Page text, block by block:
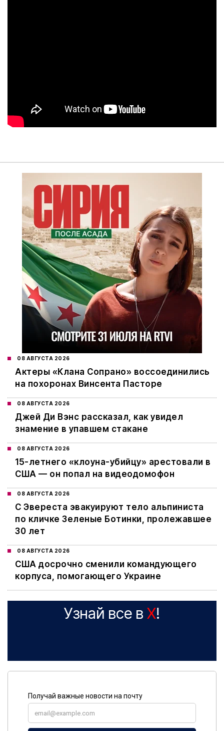
08 АВГУСТА 2026
Актеры «Клана Сопрано» воссоединились
на похоронах Винсента Пасторе
08 АВГУСТА 2026
Джей Ди Вэнс рассказал, как увидел
знамение в упавшем стакане
08 АВГУСТА 2026
15-летнего «клоуна-убийцу» арестовали в
США — он попал на видеодомофон
08 АВГУСТА 2026
С Эвереста эвакуируют тело альпиниста
по кличке Зеленые Ботинки, пролежавшее
30 лет
08 АВГУСТА 2026
США досрочно сменили командующего
корпуса, помогающего Украине
Узнай все в X!